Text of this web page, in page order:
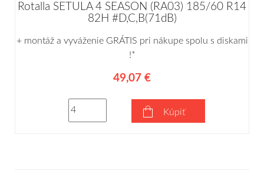
Rotalla SETULA 4 SEASON (RA03) 185/60 R14
82H #D,C,B(71dB)
+ montáž a vyváženie GRÁTIS pri nákupe spolu s diskami
!*
49,07 €
Kúpiť